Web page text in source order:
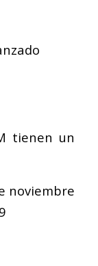
tienen un
noviembre